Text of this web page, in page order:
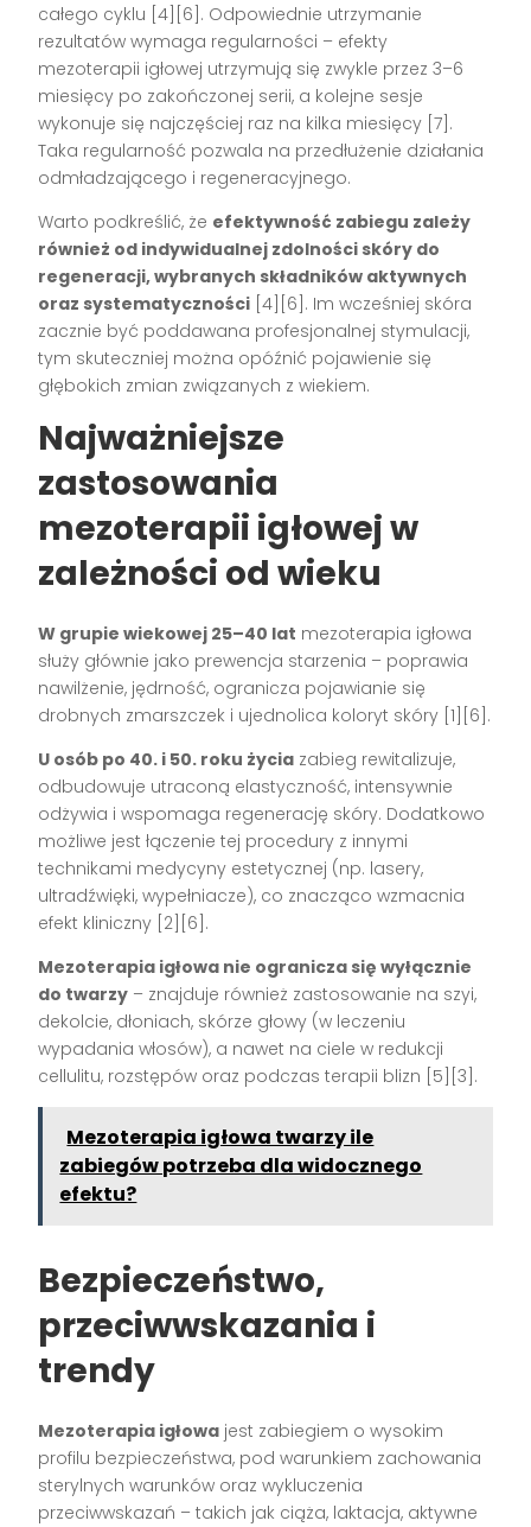
całego cyklu [4][6]. Odpowiednie utrzymanie
rezultatów wymaga regularności – efekty
mezoterapii igłowej utrzymują się zwykle przez 3–6
miesięcy po zakończonej serii, a kolejne sesje
wykonuje się najczęściej raz na kilka miesięcy [7].
Taka regularność pozwala na przedłużenie działania
odmładzającego i regeneracyjnego.
Warto podkreślić, że efektywność zabiegu zależy
również od indywidualnej zdolności skóry do
regeneracji, wybranych składników aktywnych
oraz systematyczności [4][6]. Im wcześniej skóra
zacznie być poddawana profesjonalnej stymulacji,
tym skuteczniej można opóźnić pojawienie się
głębokich zmian związanych z wiekiem.
Najważniejsze
zastosowania
mezoterapii igłowej w
zależności od wieku
W grupie wiekowej 25–40 lat mezoterapia igłowa
służy głównie jako prewencja starzenia – poprawia
nawilżenie, jędrność, ogranicza pojawianie się
drobnych zmarszczek i ujednolica koloryt skóry [1][6].
U osób po 40. i 50. roku życia zabieg rewitalizuje,
odbudowuje utraconą elastyczność, intensywnie
odżywia i wspomaga regenerację skóry. Dodatkowo
możliwe jest łączenie tej procedury z innymi
technikami medycyny estetycznej (np. lasery,
ultradźwięki, wypełniacze), co znacząco wzmacnia
efekt kliniczny [2][6].
Mezoterapia igłowa nie ogranicza się wyłącznie
do twarzy – znajduje również zastosowanie na szyi,
dekolcie, dłoniach, skórze głowy (w leczeniu
wypadania włosów), a nawet na ciele w redukcji
cellulitu, rozstępów oraz podczas terapii blizn [5][3].
Mezoterapia igłowa twarzy ile
zabiegów potrzeba dla widocznego
efektu?
Bezpieczeństwo,
przeciwwskazania i
trendy
Mezoterapia igłowa jest zabiegiem o wysokim
profilu bezpieczeństwa, pod warunkiem zachowania
sterylnych warunków oraz wykluczenia
przeciwwskazań – takich jak ciąża, laktacja, aktywne